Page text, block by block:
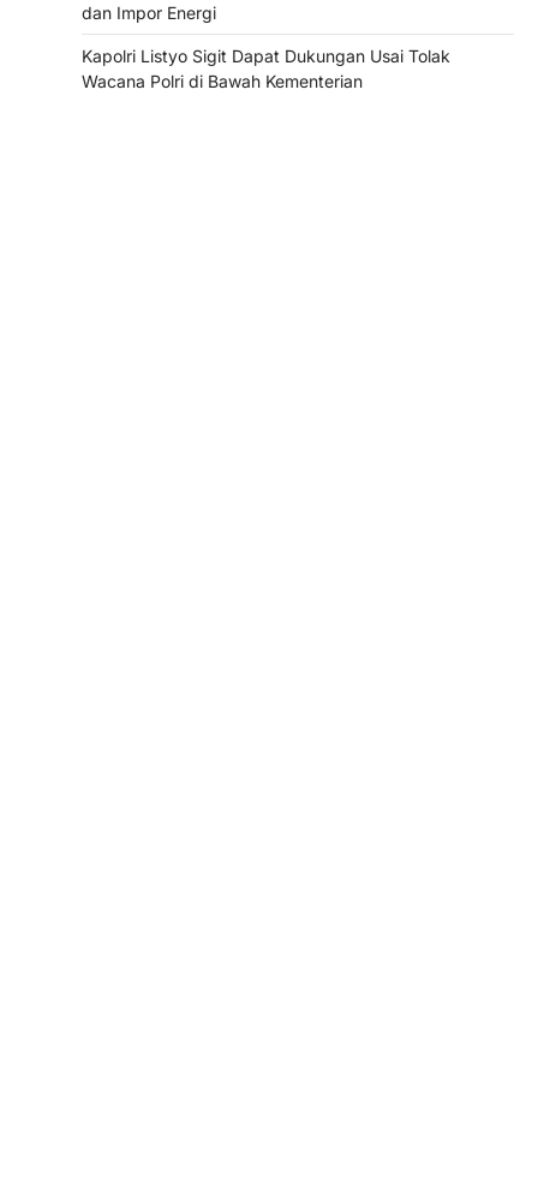
dan Impor Energi
Kapolri Listyo Sigit Dapat Dukungan Usai Tolak
Wacana Polri di Bawah Kementerian